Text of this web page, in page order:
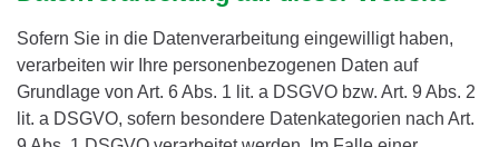
Sofern Sie in die Datenverarbeitung eingewilligt haben,
verarbeiten wir Ihre personenbezogenen Daten auf
Grundlage von Art. 6 Abs. 1 lit. a DSGVO bzw. Art. 9 Abs. 2
lit. a DSGVO, sofern besondere Datenkategorien nach Art.